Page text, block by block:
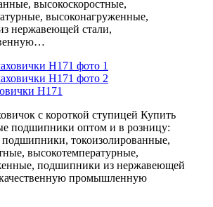
высокоскоростные,
высоконагруженные,
нержавеющей стали,
H171
с короткой ступицей Купить
подшипники оптом и в розницу:
токоизолированные,
высокотемпературные,
подшипники из нержавеющей
промышленную